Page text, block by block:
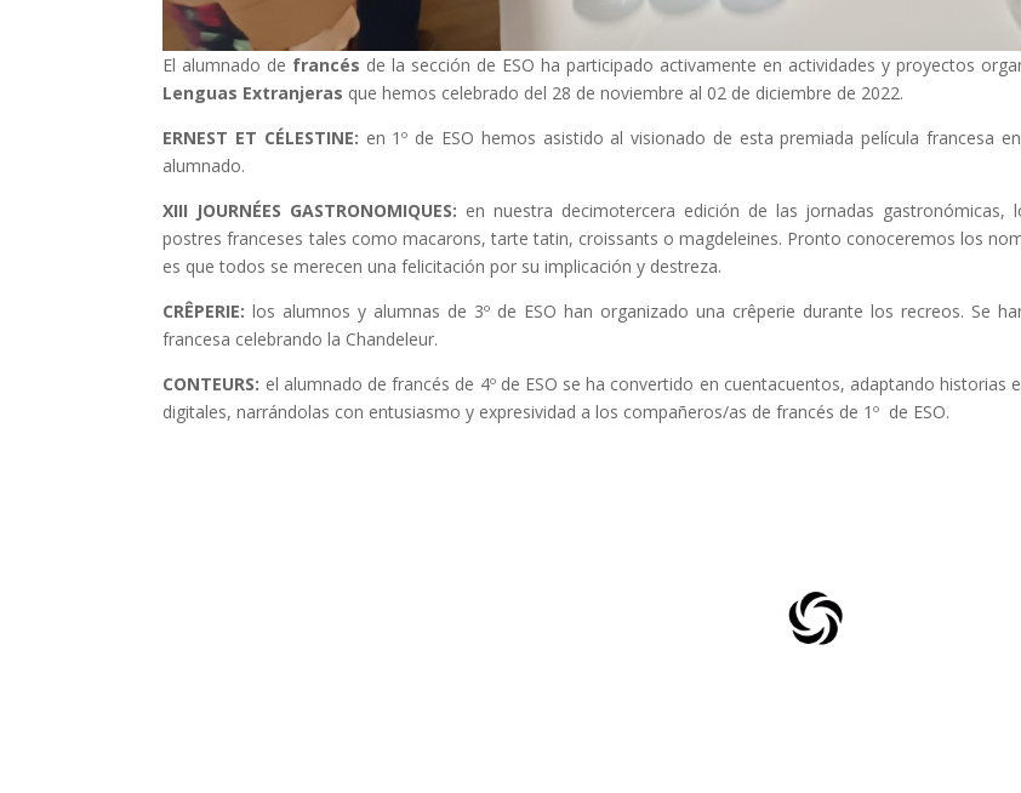
El alumnado de francés de la sección de ESO ha participado activamente en actividades y proyectos
Lenguas Extranjeras que hemos celebrado del 28 de noviembre al 02 de diciembre de 2022.
ERNEST ET CÉLESTINE: en 1º de ESO hemos asistido al visionado de esta premiada película francesa
alumnado.
XIII JOURNÉES GASTRONOMIQUES: en nuestra decimotercera edición de las jornadas
postres franceses tales como macarons, tarte tatin, croissants o magdeleines. Pronto conoceremos los
es que todos se merecen una felicitación por su implicación y destreza.
CRÊPERIE: los alumnos y alumnas de 3º de ESO han organizado una crêperie durante los recreos. Se
francesa celebrando la Chandeleur.
CONTEURS: el alumnado de francés de 4º de ESO se ha convertido en cuentacuentos, adaptando
digitales, narrándolas con entusiasmo y expresividad a los compañeros/as de francés de 1º de ESO.